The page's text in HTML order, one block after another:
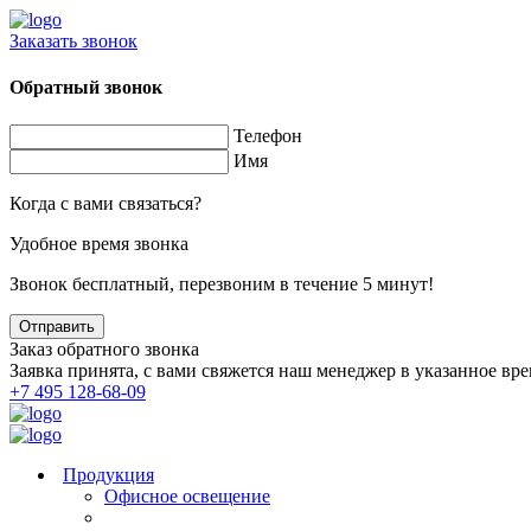
Заказать звонок
Обратный звонок
Телефон
Имя
Когда с вами связаться?
Удобное время звонка
Звонок бесплатный, перезвоним в течение 5 минут!
Заказ обратного звонка
Заявка принята, с вами свяжется наш менеджер в указанное
+7 495 128-68-09
Продукция
Офисное освещение